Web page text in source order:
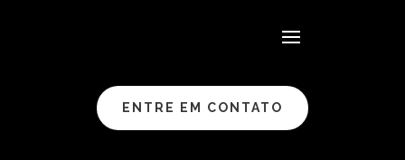
ENTRE EM CONTATO